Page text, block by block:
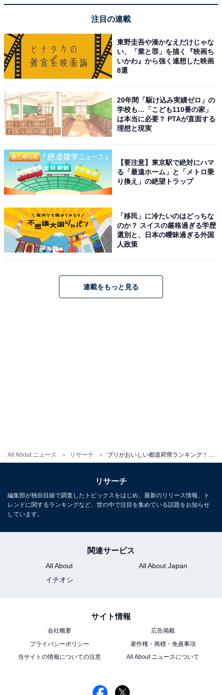
All About ニュース リサーチ ブリがおいしい都道府県ランキング！ 2位「北海道」、1位は？【2023年調査】
注目の連載
東野圭吾や湊かなえだけじゃな
い、「業と罪」を描く『映画ち
いかわ』から強く連想した映画
8選
20年間「駆け込み実績ゼロ」の
学校も…「こども110番の家」
は本当に必要？ PTAが直面する
理想と現実
【要注意】東京駅で絶対にハマ
る「最遠ホーム」と「メトロ乗
り換え」の絶望トラップ
「移民」に冷たいのはどっちな
のか？ スイスの厳格過ぎる学歴
選別と、日本の曖昧過ぎる外国
人政策
連載をもっと見る
リサーチ
編集部が独自目線で調査したトピックスをはじめ、最新のリリース情報、ト
レンドに関するランキングなど、世の中で注目を集めている話題をお知らせ
しています。
関連サービス
All About
All About Japan
イチオシ
サイト情報
会社概要
広告掲載
プライバシーポリシー
著作権・商標・免責事項
当サイトの情報についての注意
All About ニュースについて